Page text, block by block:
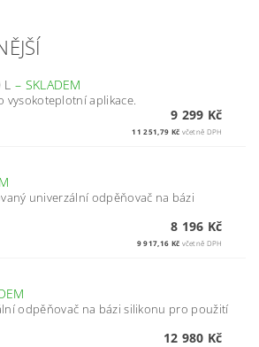
L – SKLADEM
vysokoteplotní aplikace.
9 299 Kč
11 251,79 Kč včetně DPH
univerzální odpěňovač na bázi
8 196 Kč
9 917,16 Kč včetně DPH
odpěňovač na bázi silikonu pro použití
12 980 Kč